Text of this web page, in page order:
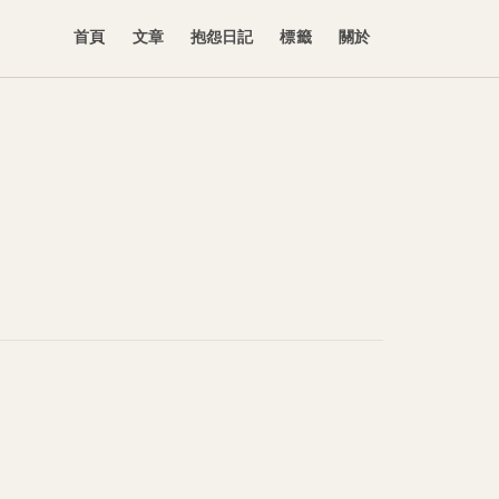
首頁 文章 抱怨日記 標籤 關於